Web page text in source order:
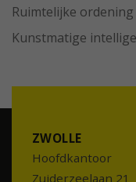
Ruimtelijke ordening
Kunstmatige
ZWOLLE
Hoofdkantoor
Zuiderzeelaan 21